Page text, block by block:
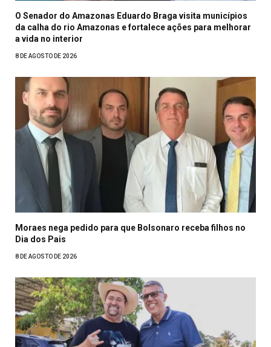
O Senador do Amazonas Eduardo Braga visita municípios
da calha do rio Amazonas e fortalece ações para melhorar
a vida no interior
8 DE AGOSTO DE 2026
Moraes nega pedido para que Bolsonaro receba filhos no
Dia dos Pais
8 DE AGOSTO DE 2026